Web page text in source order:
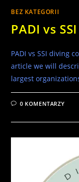
BEZ KATEGORII
PADI vs SSI
PADI vs SSI diving
article we will
largest
0 KOMENTARZY